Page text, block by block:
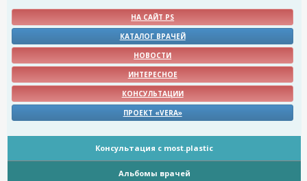
НА САЙТ PS
КАТАЛОГ ВРАЧЕЙ
НОВОСТИ
ИНТЕРЕСНОЕ
КОНСУЛЬТАЦИИ
ПРОЕКТ «VERA»
Консультация с most.plastic
Альбомы врачей